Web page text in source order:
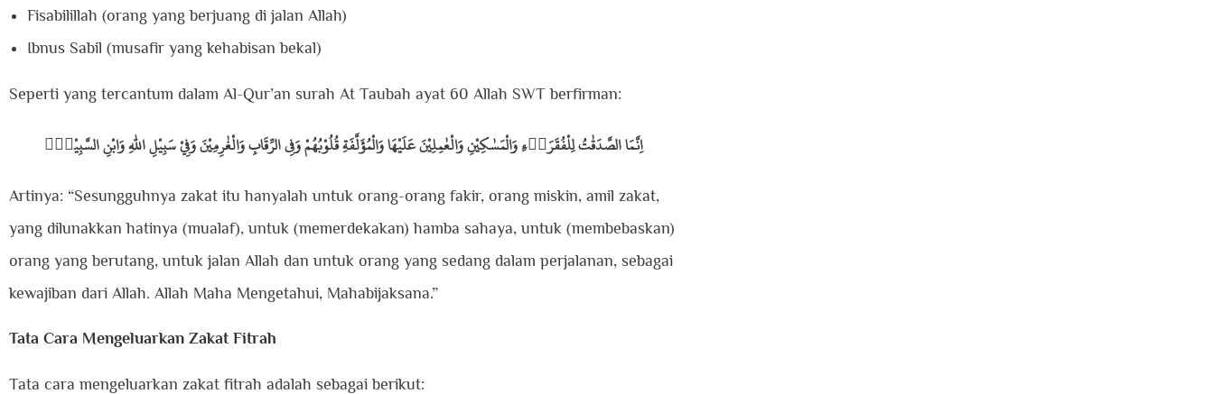
Fisabilillah (orang yang berjuang di jalan Allah)
Ibnus Sabil (musafir yang kehabisan bekal)
Seperti yang tercantum dalam Al-Qur’an surah At Taubah ayat 60 Allah SWT berfirman:
اِنَّمَا الصَّدَقٰتُ لِلْفُقَرَاۤءِ وَالْمَسٰكِيْنِ وَالْعٰمِلِيْنَ عَلَيْهَا وَالْمُؤَلَّفَةِ قُلُوْبُهُمْ وَفِى الرِّقَابِ وَالْغٰرِمِيْنَ وَفِيْ سَبِيْلِ اللّٰهِ وَابْنِ السَّبِيْلِۗ
Artinya: “Sesungguhnya zakat itu hanyalah untuk orang-orang fakir, orang miskin, amil zakat,
yang dilunakkan hatinya (mualaf), untuk (memerdekakan) hamba sahaya, untuk (membebaskan)
orang yang berutang, untuk jalan Allah dan untuk orang yang sedang dalam perjalanan, sebagai
kewajiban dari Allah. Allah Maha Mengetahui, Mahabijaksana.”
Tata Cara Mengeluarkan Zakat Fitrah
Tata cara mengeluarkan zakat fitrah adalah sebagai berikut: